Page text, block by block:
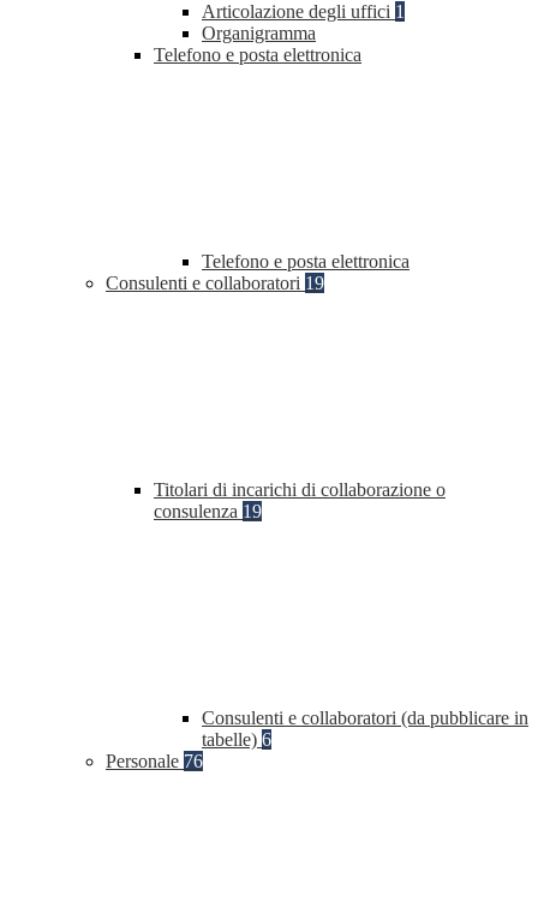
Articolazione degli uffici 1
Organigramma
Telefono e posta elettronica
Telefono e posta elettronica
Consulenti e collaboratori 19
Titolari di incarichi di collaborazione o
consulenza 19
Consulenti e collaboratori (da pubblicare in
tabelle) 6
Personale 76